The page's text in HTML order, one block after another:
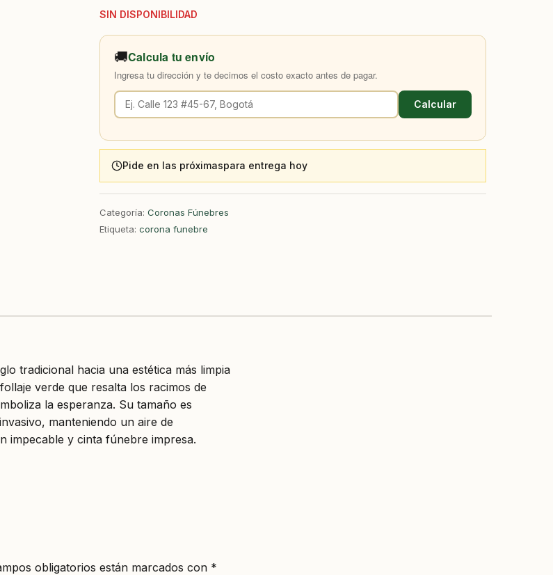
SIN DISPONIBILIDAD
🚚Calcula tu envío
Ingresa tu dirección y te decimos el costo exacto antes de pagar.
Calcular
Pide en las próximaspara entrega hoy
Categoría: Coronas Fúnebres
Etiqueta: corona funebre
tradicional hacia una estética más limpia
verde que resalta los racimos de
la esperanza. Su tamaño es
manteniendo un aire de
impecable y cinta fúnebre impresa.
obligatorios están marcados con *